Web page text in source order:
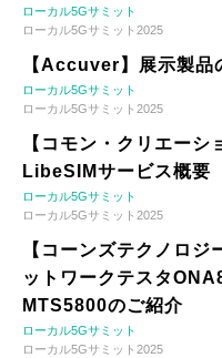
ローカル5Gサミット
ローカル5Gサミット2025
【Accuver】展示製品
ローカル5Gサミット
ローカル5Gサミット2025
【コモン・クリエー
LibeSIMサービス概要
ローカル5Gサミット
ローカル5Gサミット2025
【コーンズテクノロ
ットワークテスタ
MTS5800のご紹介
ローカル5Gサミット
ローカル5Gサミット2025